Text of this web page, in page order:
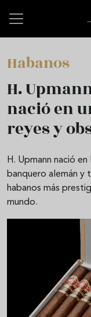
Habanos
H.
nació en
reyes y
H. Upmann nació
banquero alemán y
habanos más
mundo.